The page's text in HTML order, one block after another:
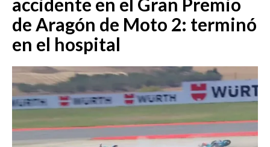
de Aragón de Moto 2: terminó
en el hospital